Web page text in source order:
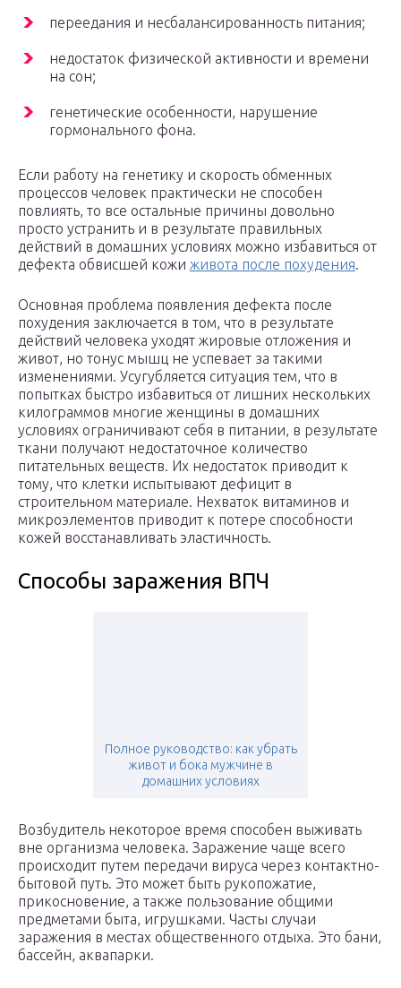
переедания и несбалансированность питания;
недостаток физической активности и времени
на сон;
генетические особенности, нарушение
гормонального фона.
Если работу на генетику и скорость обменных
процессов человек практически не способен
повлиять, то все остальные причины довольно
просто устранить и в результате правильных
действий в домашних условиях можно избавиться от
дефекта обвисшей кожи живота после похудения.
Основная проблема появления дефекта после
похудения заключается в том, что в результате
действий человека уходят жировые отложения и
живот, но тонус мышц не успевает за такими
изменениями. Усугубляется ситуация тем, что в
попытках быстро избавиться от лишних нескольких
килограммов многие женщины в домашних
условиях ограничивают себя в питании, в результате
ткани получают недостаточное количество
питательных веществ. Их недостаток приводит к
тому, что клетки испытывают дефицит в
строительном материале. Нехваток витаминов и
микроэлементов приводит к потере способности
кожей восстанавливать эластичность.
Способы заражения ВПЧ
Полное руководство: как убрать
живот и бока мужчине в
домашних условиях
Возбудитель некоторое время способен выживать
вне организма человека. Заражение чаще всего
происходит путем передачи вируса через контактно-
бытовой путь. Это может быть рукопожатие,
прикосновение, а также пользование общими
предметами быта, игрушками. Часты случаи
заражения в местах общественного отдыха. Это бани,
бассейн, аквапарки.